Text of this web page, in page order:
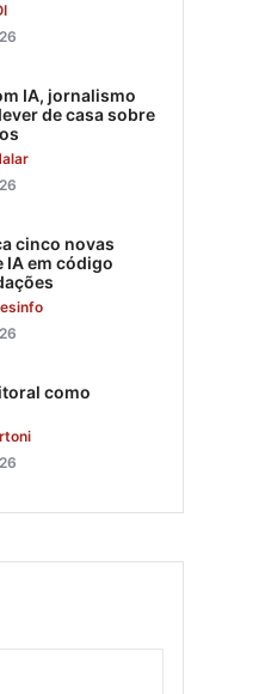
IA, jornalismo
de casa sobre
cinco novas
IA em código
como